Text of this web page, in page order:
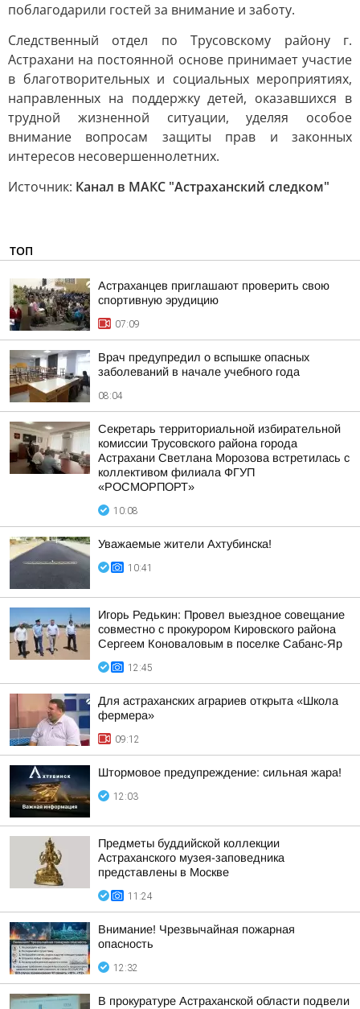
поблагодарили гостей за внимание и заботу.
Следственный отдел по Трусовскому району г.
Астрахани на постоянной основе принимает участие
в благотворительных и социальных мероприятиях,
направленных на поддержку детей, оказавшихся в
трудной жизненной ситуации, уделяя особое
внимание вопросам защиты прав и законных
интересов несовершеннолетних.
Источник: Канал в МАКС "Астраханский следком"
ТОП
Астраханцев приглашают проверить свою
спортивную эрудицию
07:09
Врач предупредил о вспышке опасных
заболеваний в начале учебного года
08:04
Секретарь территориальной избирательной
комиссии Трусовского района города
Астрахани Светлана Морозова встретилась с
коллективом филиала ФГУП
«РОСМОРПОРТ»
10:08
Уважаемые жители Ахтубинска!
10:41
Игорь Редькин: Провел выездное совещание
совместно с прокурором Кировского района
Сергеем Коноваловым в поселке Сабанс-Яр
12:45
Для астраханских аграриев открыта «Школа
фермера»
09:12
Штормовое предупреждение: сильная жара!
12:03
Предметы буддийской коллекции
Астраханского музея-заповедника
представлены в Москве
11:24
Внимание! Чрезвычайная пожарная
опасность
12:32
В прокуратуре Астраханской области подвели